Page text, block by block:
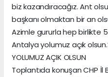
biz kazandıracağız. Ant
başkanı olmaktan bir an
Azimle gururla hep birlikte
Antalya yolumuz açık
YOLUMUZ AÇIK OLSUN
Toplantıda konuşan CHP İl